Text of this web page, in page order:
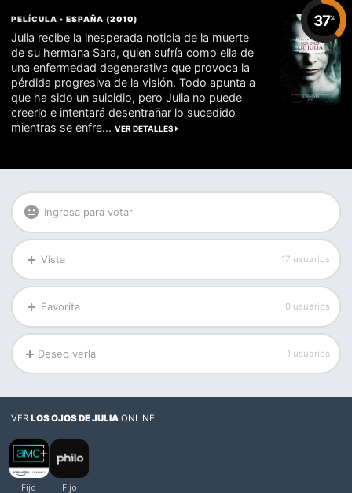
37%
PELÍCULA •ESPAÑA (2010)
Julia recibe la inesperada noticia de la muerte
de su hermana Sara, quien sufría como ella de
una enfermedad degenerativa que provoca la
pérdida progresiva de la visión. Todo apunta a
que ha sido un suicidio, pero Julia no puede
creerlo e intentará desentrañar lo sucedido
mientras se enfre...VER DETALLES
Ingresa para votar
Vista 17 usuarios
Favorita 0 usuarios
Deseo verla 1 usuarios
VERLOS OJOS DE JULIA ONLINE